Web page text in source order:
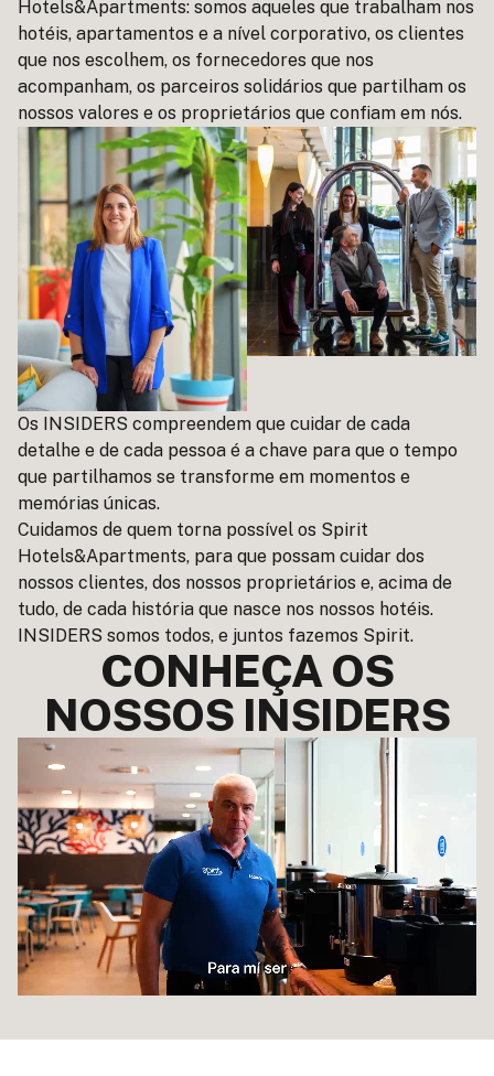
Hotels&Apartments: somos aqueles que trabalham nos
hotéis, apartamentos e a nível corporativo, os clientes
que nos escolhem, os fornecedores que nos
acompanham, os parceiros solidários que partilham os
nossos valores e os proprietários que confiam em nós.
Os INSIDERS compreendem que cuidar de cada
detalhe e de cada pessoa é a chave para que o tempo
que partilhamos se transforme em momentos e
memórias únicas.
Cuidamos de quem torna possível os Spirit
Hotels&Apartments, para que possam cuidar dos
nossos clientes, dos nossos proprietários e, acima de
tudo, de cada história que nasce nos nossos hotéis.
INSIDERS somos todos, e juntos fazemos Spirit.
CONHEÇA OS
NOSSOS INSIDERS